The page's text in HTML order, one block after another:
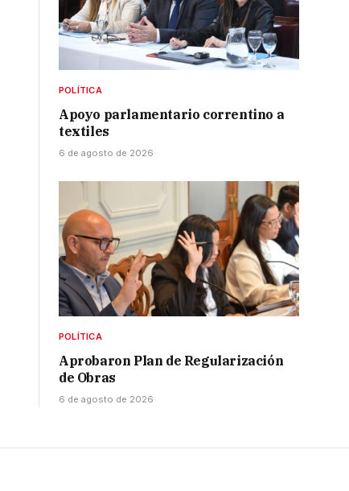
POLÍTICA
Apoyo parlamentario correntino a
textiles
6 de agosto de 2026
POLÍTICA
Aprobaron Plan de Regularización
de Obras
6 de agosto de 2026